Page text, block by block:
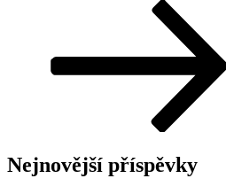
Nejnovější příspěvky